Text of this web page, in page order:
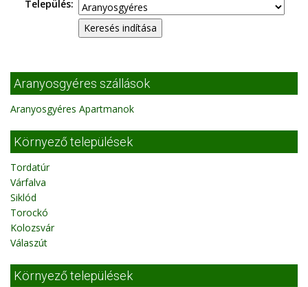
Település:
Aranyosgyéres szállások
Aranyosgyéres Apartmanok
Környező települések
Tordatúr
Várfalva
Siklód
Torockó
Kolozsvár
Válaszút
Környező települések